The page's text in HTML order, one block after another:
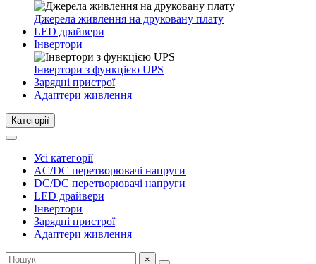
Джерела живлення на друковану плату
LED драйвери
Інвертори
Інвертори з функцією UPS
Зарядні пристрої
Адаптери живлення
Категорії
Усі категорії
AC/DC перетворювачі напруги
DC/DC перетворювачі напруги
LED драйвери
Інвертори
Зарядні пристрої
Адаптери живлення
×